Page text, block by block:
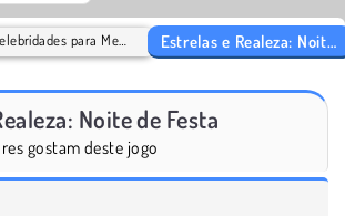
Noite de Festa
gostam deste jogo